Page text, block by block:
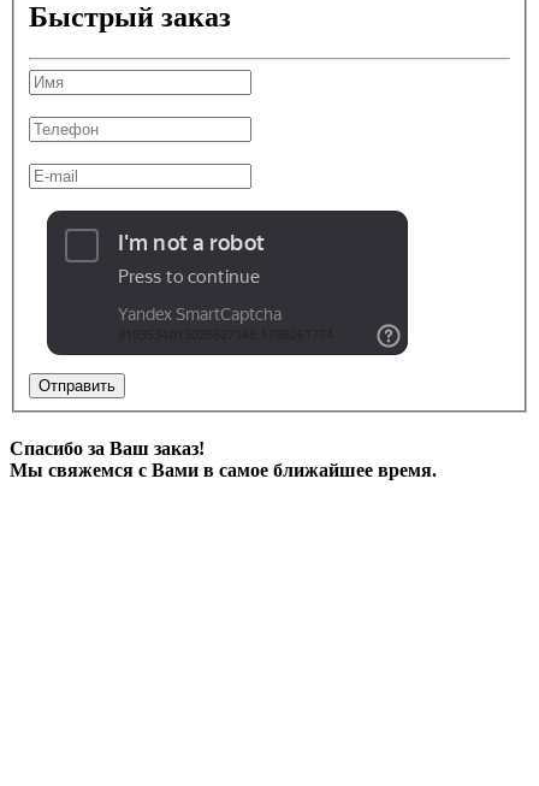
Быстрый заказ
Отправить
Спасибо за Ваш заказ!
Мы свяжемся с Вами в самое ближайшее время.